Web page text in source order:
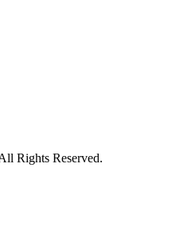
Rights Reserved.